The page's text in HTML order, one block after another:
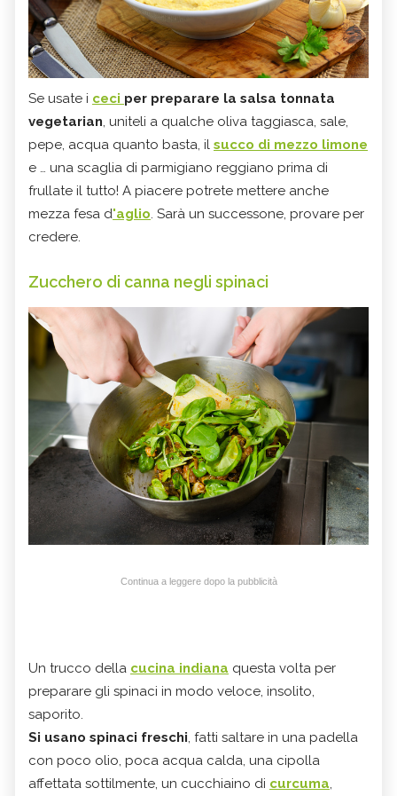
Se usate i ceci per preparare la salsa tonnata
vegetarian, uniteli a qualche oliva taggiasca, sale,
pepe, acqua quanto basta, il succo di mezzo limone
e … una scaglia di parmigiano reggiano prima di
frullate il tutto! A piacere potrete mettere anche
mezza fesa d'aglio. Sarà un successone, provare per
credere.
Zucchero di canna negli spinaci
Continua a leggere dopo la pubblicità
Un trucco della cucina indiana questa volta per
preparare gli spinaci in modo veloce, insolito,
saporito.
Si usano spinaci freschi, fatti saltare in una padella
con poco olio, poca acqua calda, una cipolla
affettata sottilmente, un cucchiaino di curcuma,